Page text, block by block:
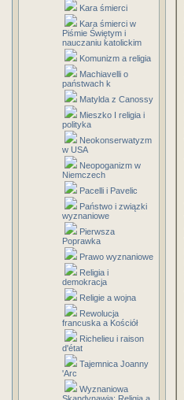
Kara śmierci
Kara śmierci w
Piśmie Świętym i
nauczaniu katolickim
Komunizm a religia
Machiavelli o
państwach k
Matylda z Canossy
Mieszko I religia i
polityka
Neokonserwatyzm
w USA
Neopoganizm w
Niemczech
Pacelli i Pavelic
Państwo i związki
wyznaniowe
Pierwsza
Poprawka
Prawo wyznaniowe
Religia i
demokracja
Religie a wojna
Rewolucja
francuska a Kościół
Richelieu i raison
d'état
Tajemnica Joanny
'Arc
Wyznaniowa